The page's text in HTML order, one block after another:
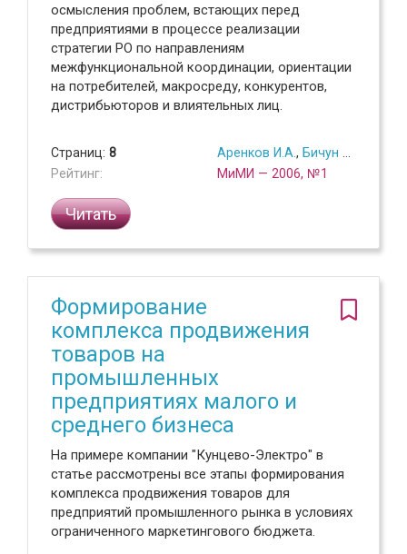
осмысления проблем, встающих перед
предприятиями в процессе реализации
стратегии РО по направлениям
межфункциональной координации, ориентации
на потребителей, макросреду, конкурентов,
дистрибьюторов и влиятельных лиц.
Страниц: 8
Рейтинг:
Аренков И.А. , Бичун Ю.А.
МиМИ — 2006, №1
Читать
Формирование
комплекса продвижения
товаров на
промышленных
предприятиях малого и
среднего бизнеса
На примере компании "Кунцево-Электро" в
статье рассмотрены все этапы формирования
комплекса продвижения товаров для
предприятий промышленного рынка в условиях
ограниченного маркетингового бюджета.